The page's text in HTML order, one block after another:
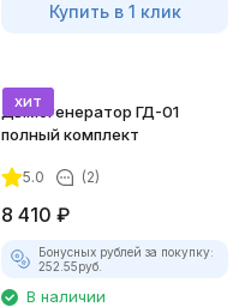
Купить в 1 клик
хит
Дымогенератор ГД-01
полный комплект
5.0 (2)
8 410 ₽
Бонусных рублей за покупку:
252.55руб.
В наличии